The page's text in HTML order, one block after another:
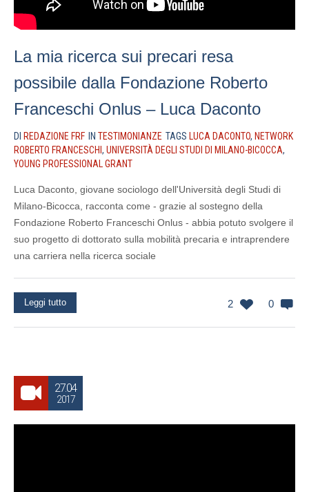
La mia ricerca sui precari resa
possibile dalla Fondazione Roberto
Franceschi Onlus – Luca Daconto
DI REDAZIONE FRF IN TESTIMONIANZE TAGS LUCA DACONTO, NETWORK
ROBERTO FRANCESCHI , UNIVERSITÀ DEGLI STUDI DI MILANO-BICOCCA,
YOUNG PROFESSIONAL GRANT
Luca Daconto, giovane sociologo dell'Università degli Studi di
Milano-Bicocca, racconta come - grazie al sostegno della
Fondazione Roberto Franceschi Onlus - abbia potuto svolgere il
suo progetto di dottorato sulla mobilità precaria e intraprendere
una carriera nella ricerca sociale
2 0
Leggi tutto
27.04
2017